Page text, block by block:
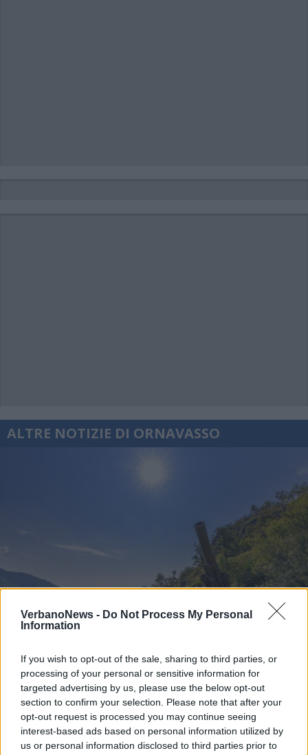
VerbanoNews - Do Not Process My Personal
Information
If you wish to opt-out of the sale, sharing to third parties, or
processing of your personal or sensitive information for
targeted advertising by us, please use the below opt-out
section to confirm your selection. Please note that after your
opt-out request is processed you may continue seeing
interest-based ads based on personal information utilized by
us or personal information disclosed to third parties prior to
ALTRE NOTIZIE DI ORNAVASSO
VAL GRANDE
Escursione tra Resistenza e
memoria al Forte di Bara e alla
Piana del Toce